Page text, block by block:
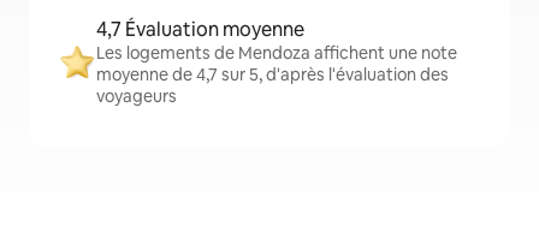
4,7 Évaluation moyenne
Les logements de Mendoza affichent une note
moyenne de 4,7 sur 5, d'après l'évaluation des
voyageurs